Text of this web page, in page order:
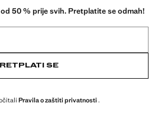
50 % prije svih. Pretplatite se odmah!
SE
Pravila o zaštiti privatnosti .